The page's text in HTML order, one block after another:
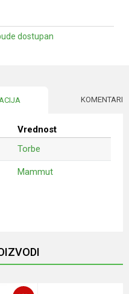
dostupan
KOMENTARI
Vrednost
Torbe
Mammut